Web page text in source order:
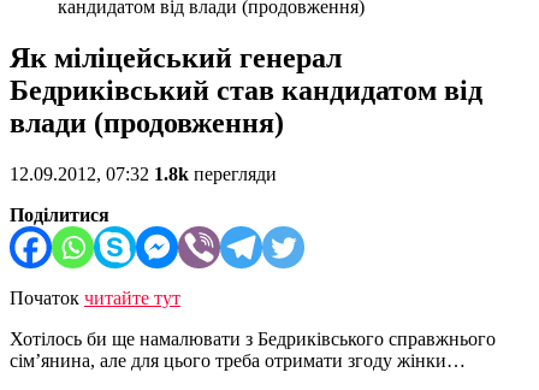
кандидатом від влади (продовження)
Як міліцейський генерал
Бедриківський став кандидатом від
влади (продовження)
12.09.2012, 07:32 1.8k перегляди
Поділитися
Початок читайте тут
Хотілось би ще намалювати з Бедриківського справжнього
сім’янина, але для цього треба отримати згоду жінки…